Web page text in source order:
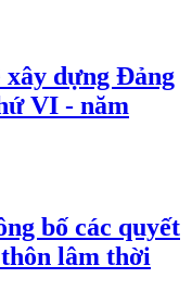
xây dựng Đảng
VI - năm
bố các quyết
lâm thời